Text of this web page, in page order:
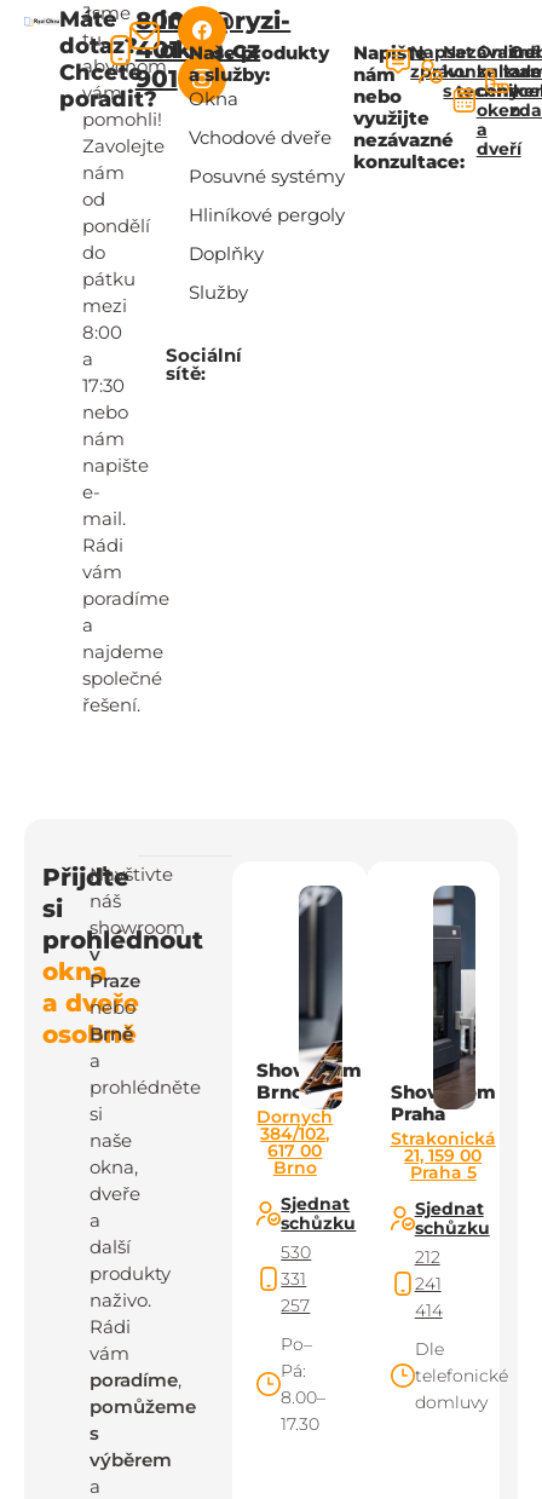
Máte
dotaz?
Chcete
poradit?
Jsme
tu,
abychom
vám
pomohli!
Zavolejte
nám
od
pondělí
do
pátku
mezi
8:00
a
17:30
nebo
nám
napište
e-
mail.
Rádi
vám
poradíme
a
najdeme
společné
řešení.
800
401
901
info@ryzi-
okna.cz
Sociální
sítě:
Naše produkty
a služby:
Okna
Vchodové dveře
Posuvné systémy
Hliníkové pergoly
Doplňky
Služby
Napište
nám
nebo
využijte
nezávazné
konzultace:
Napsat
zprávu
Nezávazná
konzultace
s
Online
ceny
oken
a
dveří
Přijďte
si
prohlédnout
okna
a dveře
osobně
Navštivte
náš
showroom
v
Praze
nebo
Brně
a
prohlédněte
si
naše
okna,
dveře
a
další
produkty
naživo.
Rádi
vám
poradíme,
pomůžeme
s
výběrem
a
Showroom
Brno
Dornych
384/102,
617 00
Brno
Sjednat
schůzku
530
331
257
Po–
Pá:
8.00–
17.30
Showroom
Praha
Strakonická
21, 159 00
Praha 5
Sjednat
schůzku
212
241
414
Dle
telefonické
domluvy